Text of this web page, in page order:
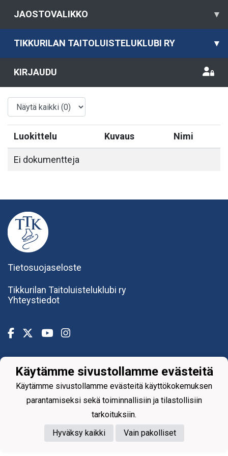
JAOSTOVALIKKO ▾
TIKKURILAN TAITOLUISTELUKLUBI RY ▾
KIRJAUDU
Luokittelu Kuvaus Nimi
Ei dokumentteja
Tietosuojaseloste
Tikkurilan Taitoluisteluklubi ry
Yhteystiedot
Powered by
Käytämme sivustollamme evästeitä
Käytämme sivustollamme evästeitä käyttökokemuksen
parantamiseksi sekä toiminnallisiin ja tilastollisiin
tarkoituksiin.
Hyväksy kaikki
Vain pakolliset